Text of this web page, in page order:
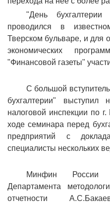
"День
проводился в
Тверском бульваре, и для
экономических
"Финансовой газеты"
С большой
бухгалтерии" выступил
налоговой инспекции по
ходе семинара перед
предприятий с
специалисты нескольких
Минфин России
Департамента
отчетности